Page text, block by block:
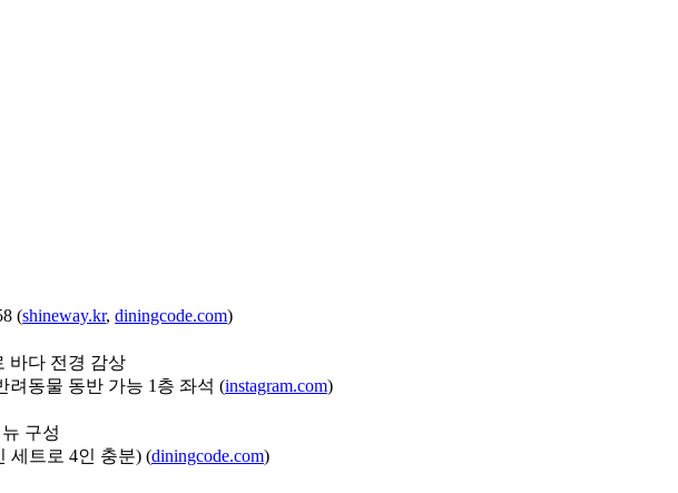
(shineway.kr,diningcode.com)
바다 전경 감상
려동물 동반 가능 1층 좌석 (instagram.com)
구성
세트로 4인 충분) (diningcode.com)